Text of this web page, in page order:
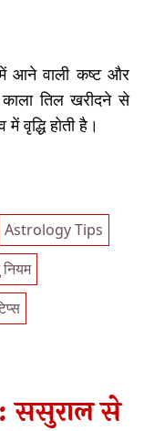
आने वाली कष्ट और
काला तिल खरीदने से
वृद्धि होती है।
Astrology Tips
नियम
ससुराल से